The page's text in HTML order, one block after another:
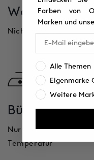
Waschen
Nicht waschen
Bügeln
Nur mit geringer
Temperatur
Farben von
Marken und
Interesse:
Alle Themen
Eigenmarke
Weitere